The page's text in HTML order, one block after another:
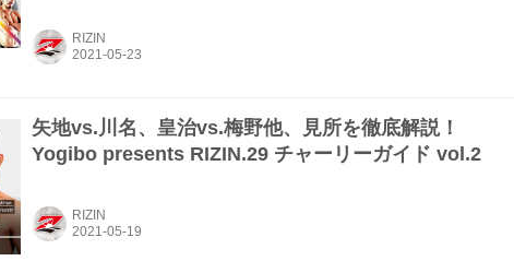
RIZIN
矢地vs.川名、皇治vs.梅野他、見所を徹底解説！
Yogibo presents RIZIN.29 チャーリーガイド vol.2
RIZIN